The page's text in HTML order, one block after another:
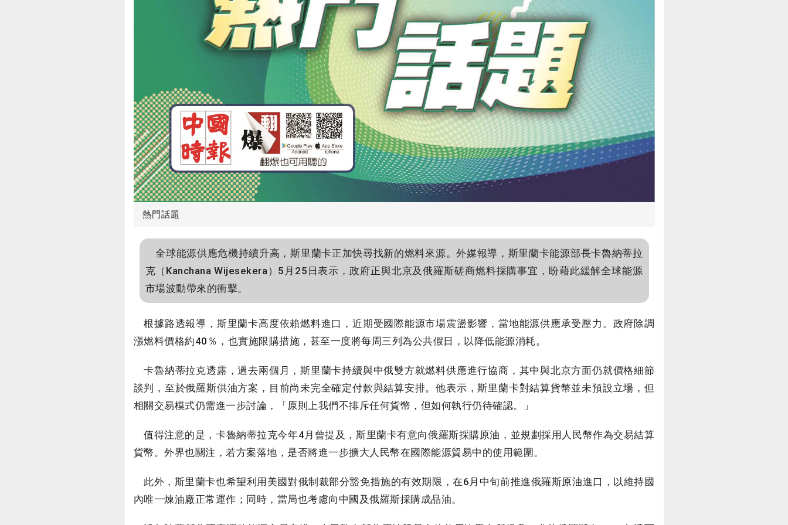
熱門話題
全球能源供應危機持續升高，斯里蘭卡正加快尋找新的燃料來源。外媒報導，斯里蘭卡能源部長卡魯納蒂拉
克（Kanchana Wijesekera）5月25日表示，政府正與北京及俄羅斯磋商燃料採購事宜，盼藉此緩解全球能源
市場波動帶來的衝擊。
根據路透報導，斯里蘭卡高度依賴燃料進口，近期受國際能源市場震盪影響，當地能源供應承受壓力。政府除調
漲燃料價格約40％，也實施限購措施，甚至一度將每周三列為公共假日，以降低能源消耗。
卡魯納蒂拉克透露，過去兩個月，斯里蘭卡持續與中俄雙方就燃料供應進行協商，其中與北京方面仍就價格細節
談判，至於俄羅斯供油方案，目前尚未完全確定付款與結算安排。他表示，斯里蘭卡對結算貨幣並未預設立場，但
相關交易模式仍需進一步討論，「原則上我們不排斥任何貨幣，但如何執行仍待確認。」
值得注意的是，卡魯納蒂拉克今年4月曾提及，斯里蘭卡有意向俄羅斯採購原油，並規劃採用人民幣作為交易結算
貨幣。外界也關注，若方案落地，是否將進一步擴大人民幣在國際能源貿易中的使用範圍。
此外，斯里蘭卡也希望利用美國對俄制裁部分豁免措施的有效期限，在6月中旬前推進俄羅斯原油進口，以維持國
內唯一煉油廠正常運作；同時，當局也考慮向中國及俄羅斯採購成品油。